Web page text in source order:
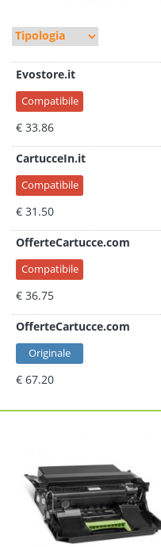
Evostore.it
Compatibile
€ 33.86
CartucceIn.it
Compatibile
€ 31.50
OfferteCartucce.com
Compatibile
€ 36.75
OfferteCartucce.com
Originale
€ 67.20